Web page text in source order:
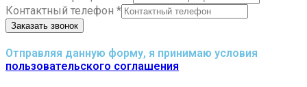
Контактный телефон *
Заказать звонок
Отправляя данную форму, я принимаю условия
пользовательского соглашения